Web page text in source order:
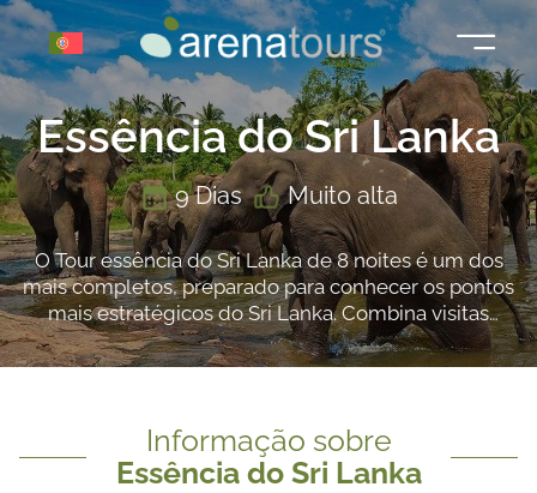
Saltar
para
o
conteúdo
Essência do Sri Lanka
9 Dias Muito alta
O Tour essência do Sri Lanka de 8 noites é um dos
mais completos, preparado para conhecer os pontos
mais estratégicos do Sri Lanka. Combina visitas
culturais e excursões relacionadas com a natureza.
Sri Lanka é um país com uma rica herança cultural e
Informação sobre
Essência do Sri Lanka